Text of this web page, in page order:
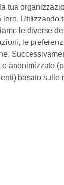
tua
loro. Utilizzando
le diverse
le
anonimizzato
basato sulle